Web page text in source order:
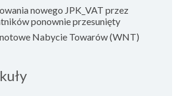
nowego JPK_VAT przez
ponownie przesunięty
Nabycie Towarów (WNT)